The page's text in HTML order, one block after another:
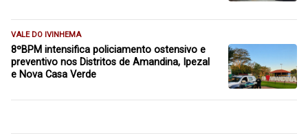
VALE DO IVINHEMA
8ºBPM intensifica policiamento ostensivo e
preventivo nos Distritos de Amandina, Ipezal
e Nova Casa Verde